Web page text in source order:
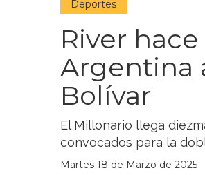
Deportes
River
Argentina
Bolívar
El Millonario llega
convocados para la
Martes 18 de Marzo de 2025